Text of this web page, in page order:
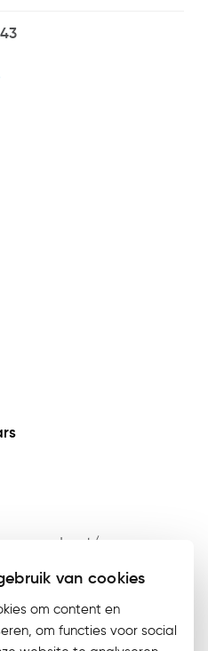
van cookies
om content en
om functies voor social
maandag t/m
17:30 en vrijdag van
.